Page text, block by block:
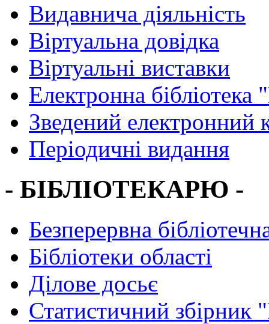
Видавнича діяльність
Віртуальна довідка
Віртуальні виставки
Електронна
Зведений електронний
Періодичні видання
- БІБЛІОТЕКАРЮ -
Безперервна
Бібліотеки області
Ділове досьє
Статистичний